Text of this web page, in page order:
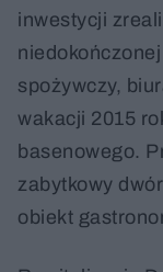
inwestycji
spożywczy,
wakacji 2015
basenowego.
zabytkowy
obiekt